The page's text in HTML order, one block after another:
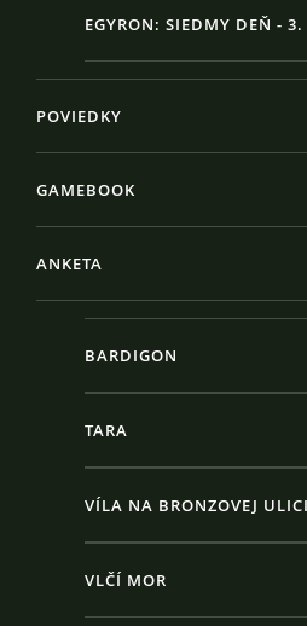
EGYRON: SIEDMY DEŇ -
POVIEDKY
GAMEBOOK
ANKETA
BARDIGON
TARA
VÍLA NA BRONZOVEJ ULICI
VLČÍ MOR